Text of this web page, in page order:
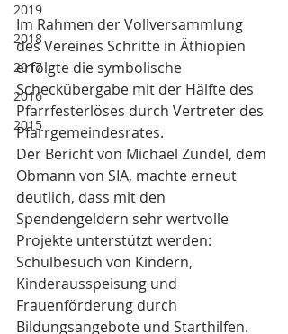
2019
2018
2017
2016
2015
Im Rahmen der Vollversammlung
des Vereines Schritte in Äthiopien
erfolgte die symbolische
Scheckübergabe mit der Hälfte des
Pfarrfesterlöses durch Vertreter des
Pfarrgemeindesrates.
Der Bericht von Michael Zündel, dem
Obmann von SIA, machte erneut
deutlich, dass mit den
Spendengeldern sehr wertvolle
Projekte unterstützt werden:
Schulbesuch von Kindern,
Kinderausspeisung und
Frauenförderung durch
Bildungsangebote und Starthilfen.